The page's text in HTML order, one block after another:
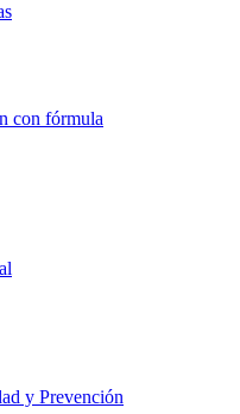
con fórmula
y Prevención